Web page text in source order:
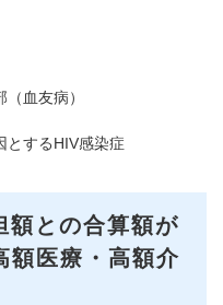
血友病）
とするHIV感染症
額との合算額が
額医療・高額介